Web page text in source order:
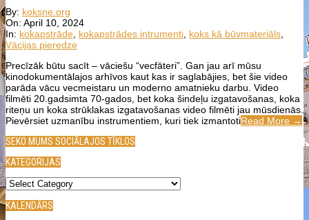
2024-
04-
10
By: koksne.org
On: April 10, 2024
In: kokapstrāde, kokapstrādes intrumenti, koks kā būvmateriāls,
Vācijas pieredze
Precīzāk būtu sacīt – vāciešu “vecfāteri”. Gan jau arī mūsu
kinodokumentālajos arhīvos kaut kas ir saglabājies, bet šie video
parāda vācu vecmeistaru un moderno amatnieku darbu. Video
filmēti 20.gadsimta 70-gados, bet koka šindeļu izgatavošanas, koka
riteņu un koka strūklakas izgatavošanas video filmēti jau mūsdienās.
Pievērsiet uzmanību instrumentiem, kuri tiek izmantotiRead More →
SEKO MUMS SOCIĀLAJOS TĪKLOS
KATEGORIJAS
Kategorijas
KALENDĀRS